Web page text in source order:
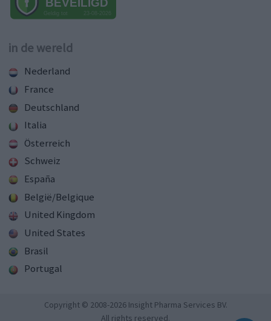
in de wereld
Nederland
France
Deutschland
Italia
Österreich
Schweiz
España
België/Belgique
United Kingdom
United States
Brasil
Portugal
Copyright © 2008-2026 Insight Pharma Services BV.
All rights reserved.